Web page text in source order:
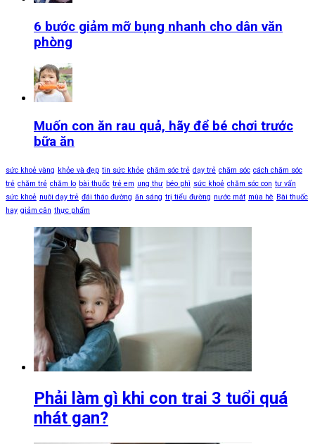
6 bước giảm mỡ bụng nhanh cho dân văn
phòng
Muốn con ăn rau quả, hãy để bé chơi trước
bữa ăn
sức khoẻ vàng khỏe và đẹp tin sức khỏe chăm sóc trẻ dạy trẻ chăm sóc cách chăm sóc
trẻ chăm trẻ chăm lo bài thuốc trẻ em ung thư béo phì sức khoẻ chăm sóc con tư vấn
sức khoẻ nuôi dạy trẻ đái tháo đường ăn sáng trị tiểu đường nước mát mùa hè Bài thuốc
hay giảm cân thực phẩm
Phải làm gì khi con trai 3 tuổi quá
nhát gan?